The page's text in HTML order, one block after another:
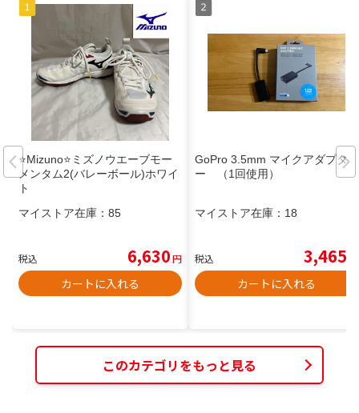
⭐️Mizuno⭐️ミズノウエーブモー
メンタム2(バレーボール)ホワイ
ト
マイストア在庫： 85
税込 6,630円
カートに入れる
GoPro 3.5mm マイクアダプタ
ー （1回使用）
マイストア在庫： 18
税込 3,465
カートに入れる
このカテゴリをもっと見る